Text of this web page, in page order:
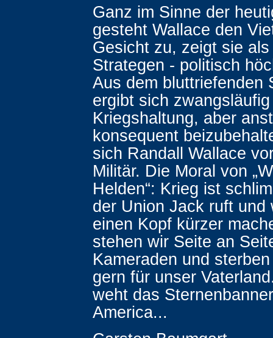
Ganz im Sinne der
gesteht Wallace den
Gesicht zu, zeigt sie
Strategen - politisch
Aus dem bluttriefenden
ergibt sich
Kriegshaltung, aber
konsequent
sich Randall Wallace
Militär. Die Moral von
Helden“: Krieg ist
der Union Jack ruft und
einen Kopf kürzer
stehen wir Seite an
Kameraden und
gern für unser
weht das
America...